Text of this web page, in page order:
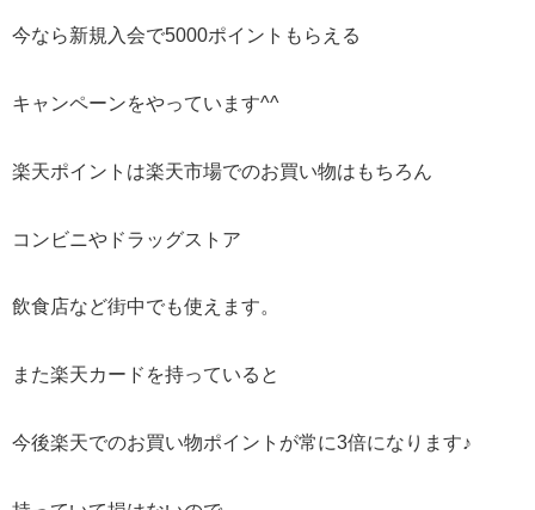
今なら新規入会で5000ポイントもらえる
キャンペーンをやっています^^
楽天ポイントは楽天市場でのお買い物はもちろん
コンビニやドラッグストア
飲食店など街中でも使えます。
また楽天カードを持っていると
今後楽天でのお買い物ポイントが常に3倍になります♪